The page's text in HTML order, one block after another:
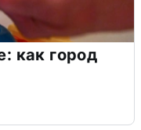
как город